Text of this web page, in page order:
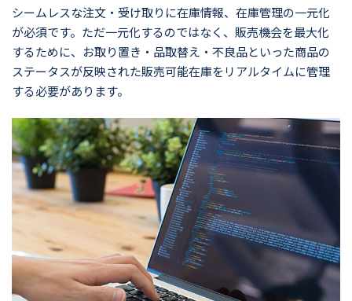
シームレスな注文・受け取りに在庫情報、在庫管理の一元化
が必須です。ただ一元化するのではなく、販売機会を最大化
するために、お取り置き・品取替え・不良品といった商品の
ステータスが反映された販売可能在庫をリアルタイムに管理
する必要があります。